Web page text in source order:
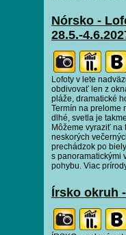
Nórsko -
28.5.-
Lofoty v lete
obdivovať len z
pláže, dramatické
Termín na prelome
dlhé, svetla je
Môžeme vyraziť
neskorých
prechádzok po
s panoramatickými
pohybu. Viac
Írsko okruh